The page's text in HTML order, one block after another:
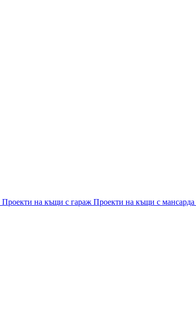
Проекти на къщи с гараж Проекти на къщи с мансарда